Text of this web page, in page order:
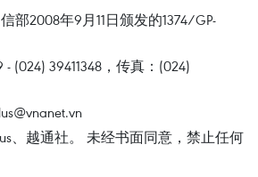
部2008年9月11日颁发的1374/GP-
- (024) 39411348，传真：(024)
、越通社。 未经书面同意，禁止任何